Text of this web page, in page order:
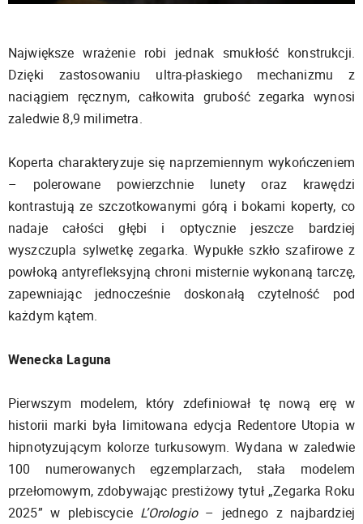
Największe wrażenie robi jednak smukłość konstrukcji.
Dzięki zastosowaniu ultra-płaskiego mechanizmu z
naciągiem ręcznym, całkowita grubość zegarka wynosi
zaledwie 8,9 milimetra.
Koperta charakteryzuje się naprzemiennym wykończeniem
– polerowane powierzchnie lunety oraz krawędzi
kontrastują ze szczotkowanymi górą i bokami koperty, co
nadaje całości głębi i optycznie jeszcze bardziej
wyszczupla sylwetkę zegarka. Wypukłe szkło szafirowe z
powłoką antyrefleksyjną chroni misternie wykonaną tarczę,
zapewniając jednocześnie doskonałą czytelność pod
każdym kątem.
Wenecka Laguna
Pierwszym modelem, który zdefiniował tę nową erę w
historii marki była limitowana edycja Redentore Utopia w
hipnotyzującym kolorze turkusowym. Wydana w zaledwie
100 numerowanych egzemplarzach, stała modelem
przełomowym, zdobywając prestiżowy tytuł „Zegarka Roku
2025” w plebiscycie L’Orologio– jednego z najbardziej